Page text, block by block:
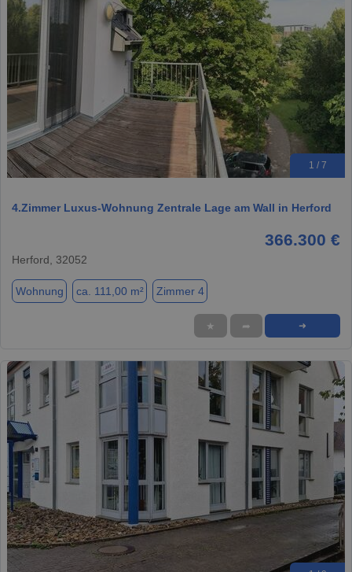
1 / 7
4.Zimmer Luxus-Wohnung Zentrale Lage am Wall in Herford
366.300 €
Herford, 32052
Wohnung ca. 111,00 m² Zimmer 4
★ ➦ ➜